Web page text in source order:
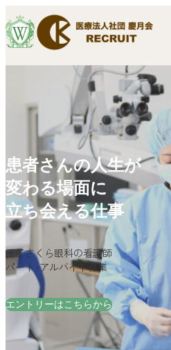
容
を
ス
キ
患者さんの人生が
変わる場面に
立ち会える仕事
王子さくら眼科の看護師
パート･アルバイト募集
エントリーはこちらから